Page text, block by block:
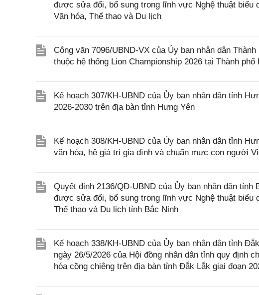
được sửa đổi, bổ sung trong lĩnh vực Nghệ thuật
Văn hóa, Thể thao và Du lịch
Công văn 7096/UBND-VX của Ủy ban nhân dân
thuộc hệ thống Lion Championship 2026 tại Thành phố
Kế hoạch 307/KH-UBND của Ủy ban nhân dân tỉnh
2026-2030 trên địa bàn tỉnh Hưng Yên
Kế hoạch 308/KH-UBND của Ủy ban nhân dân tỉnh
văn hóa, hệ giá trị gia đình và chuẩn mực con người
Quyết định 2136/QĐ-UBND của Ủy ban nhân dân
được sửa đổi, bổ sung trong lĩnh vực Nghệ thuật biểu
Thể thao và Du lịch tỉnh Bắc Ninh
Kế hoạch 338/KH-UBND của Ủy ban nhân dân tỉnh
ngày 26/5/2026 của Hội đồng nhân dân tỉnh quy định
hóa cồng chiêng trên địa bàn tỉnh Đắk Lắk giai đoạn